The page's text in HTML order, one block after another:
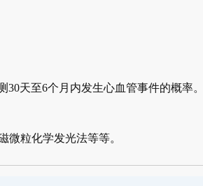
天至6个月内发生心血管事件的概率。
粒化学发光法等等。